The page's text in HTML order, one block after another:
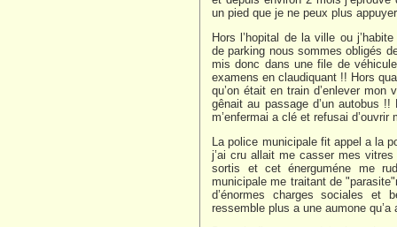
un pied que je ne peux plus
Hors l’hopital de la ville ou
de parking nous sommes obligés
mis donc dans une file de
examens en claudiquant !! Hors
qu’on était en train d’enlever
gênait au passage d’un autobus !!
m’enfermai a clé et refusai d’ouvrir
La police municipale fit appel a la
j’ai cru allait me casser mes
sortis et cet énerguméne me
municipale me traitant de
d’énormes charges sociales et
ressemble plus a une aumone qu’a